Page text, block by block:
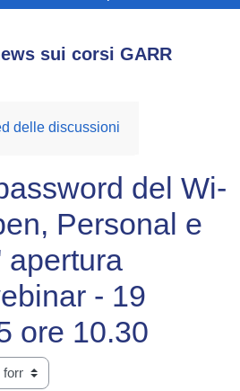
sui corsi GARR
delle discussioni
del Wi-
Personal e
apertura
- 19
ore 10.30